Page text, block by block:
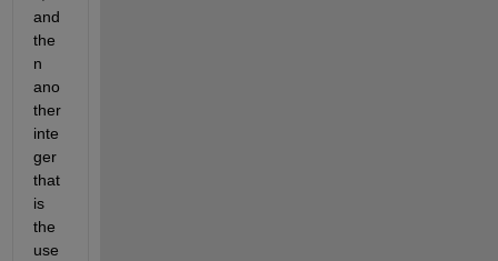
and
the
n
ano
ther
inte
ger
that
is
the
use